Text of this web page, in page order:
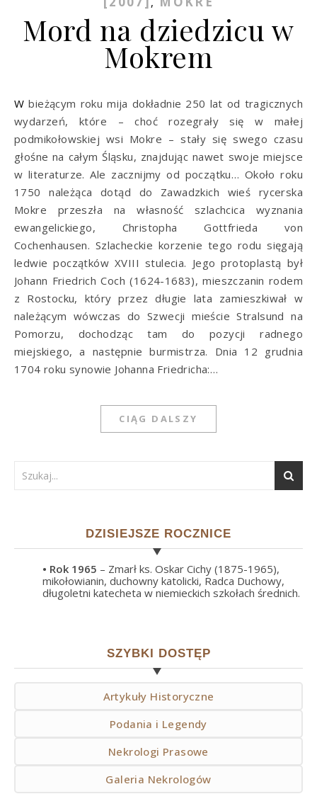
Mord na dziedzicu w
Mokrem
W bieżącym roku mija dokładnie 250 lat od tragicznych
wydarzeń, które – choć rozegrały się w małej
podmikołowskiej wsi Mokre – stały się swego czasu
głośne na całym Śląsku, znajdując nawet swoje miejsce
w literaturze. Ale zacznijmy od początku… Około roku
1750 należąca dotąd do Zawadzkich wieś rycerska
Mokre przeszła na własność szlachcica wyznania
ewangelickiego, Christopha Gottfrieda von
Cochenhausen. Szlacheckie korzenie tego rodu sięgają
ledwie początków XVIII stulecia. Jego protoplastą był
Johann Friedrich Coch (1624-1683), mieszczanin rodem
z Rostocku, który przez długie lata zamieszkiwał w
należącym wówczas do Szwecji mieście Stralsund na
Pomorzu, dochodząc tam do pozycji radnego
miejskiego, a następnie burmistrza. Dnia 12 grudnia
1704 roku synowie Johanna Friedricha:…
CIĄG DALSZY
DZISIEJSZE ROCZNICE
• Rok 1965 – Zmarł ks. Oskar Cichy (1875-1965),
mikołowianin, duchowny katolicki, Radca Duchowy,
długoletni katecheta w niemieckich szkołach średnich.
SZYBKI DOSTĘP
Artykuły Historyczne
Podania i Legendy
Nekrologi Prasowe
Galeria Nekrologów